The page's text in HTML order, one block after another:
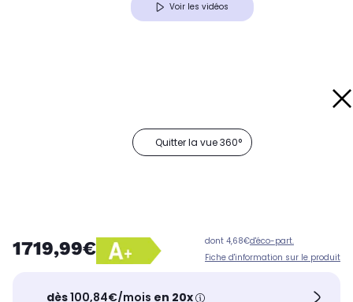
Voir les vidéos
Quitter la vue 360°
1719,99€ dont 4,68€d'éco-part.
Fiche d'information sur le produit
dès100,84€/mois en 20x